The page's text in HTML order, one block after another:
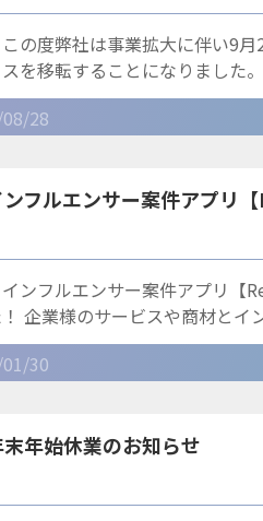
度弊社は事業拡大に伴い9月
を移転することになりました
期待に添えますよう、一層の
28
フルエンサー案件アプリ
フルエンサー案件アプリ【
企業様のサービスや商材とイ
となっております。 アプリ
30
年始休業のお知らせ